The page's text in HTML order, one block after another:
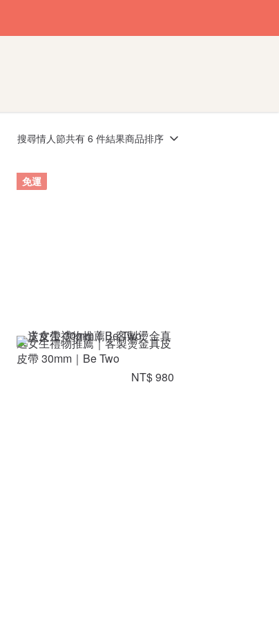
搜尋情人節共有 6 件結果商品排序
免運
送女生禮物推薦｜客製燙金真皮
皮帶 30mm｜Be Two
NT$ 980